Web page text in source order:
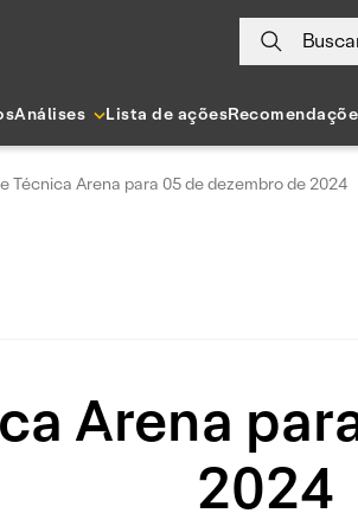
Análises Lista de ações
Técnica Arena para 05 de dezembro de 2024
Arena
2024